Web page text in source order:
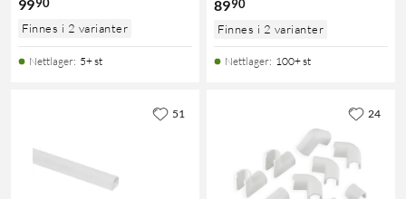
99
Finnes i 2 varianter
Nettlager: 5+ st
8990
Finnes i 2 varianter
Nettlager: 100+ st
51 24